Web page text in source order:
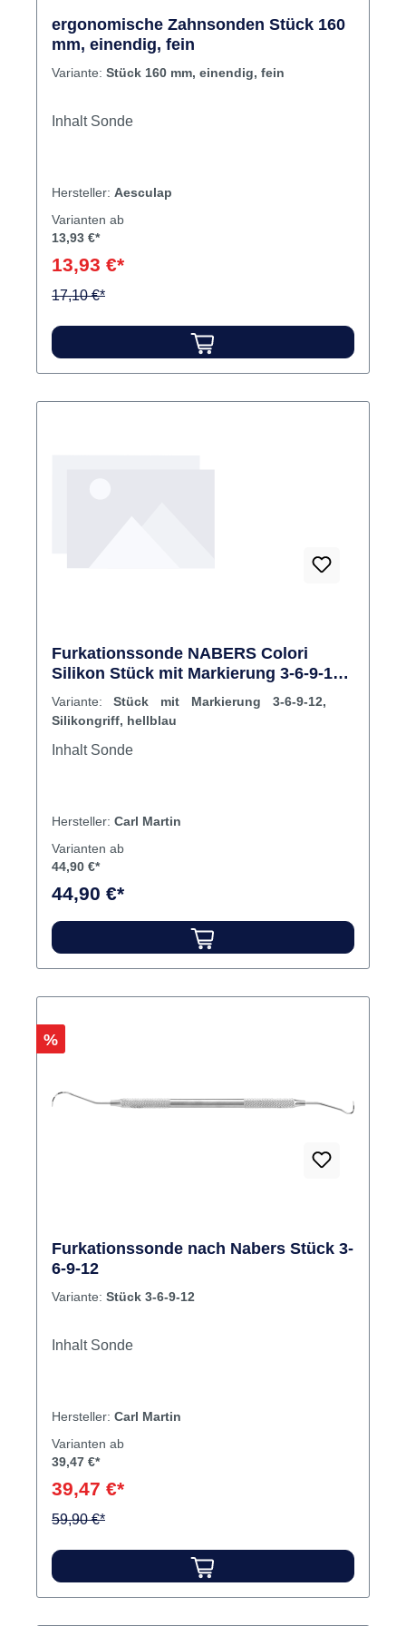
ergonomische Zahnsonden Stück 160
mm, einendig, fein
Variante: Stück 160 mm, einendig, fein
Inhalt Sonde
Hersteller: Aesculap
Varianten ab
13,93 €*
13,93 €*
17,10 €*
Furkationssonde NABERS Colori
Silikon Stück mit Markierung 3-6-9-12,
Silikongriff, hellblau
Variante: Stück mit Markierung 3-6-9-12,
Silikongriff, hellblau
Inhalt Sonde
Hersteller: Carl Martin
Varianten ab
44,90 €*
44,90 €*
Rabatt
%
Furkationssonde nach Nabers Stück 3-
6-9-12
Variante: Stück 3-6-9-12
Inhalt Sonde
Hersteller: Carl Martin
Varianten ab
39,47 €*
39,47 €*
59,90 €*